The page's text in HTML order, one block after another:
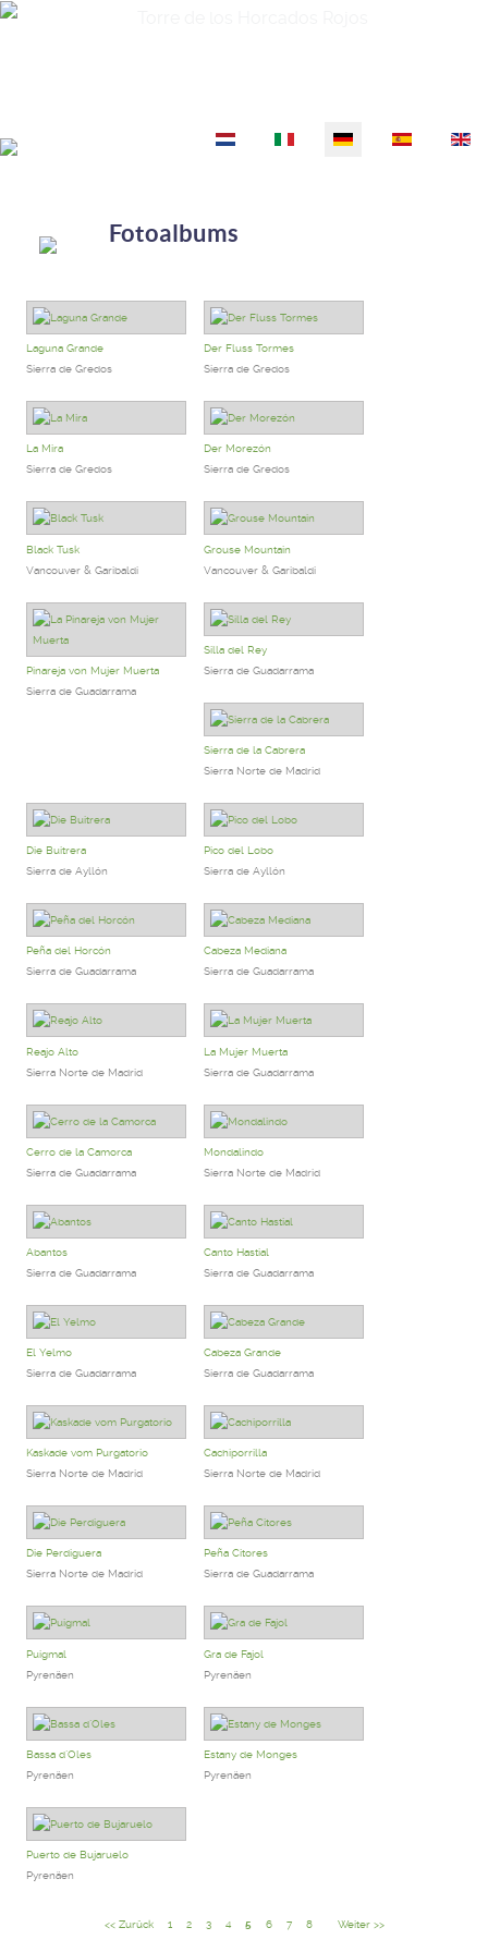
Sprache auswählen
Fotoalbums
Laguna Grande
Sierra de Gredos
Der Fluss Tormes
Sierra de Gredos
La Mira
Sierra de Gredos
Der Morezón
Sierra de Gredos
Black Tusk
Vancouver & Garibaldi
Grouse Mountain
Vancouver & Garibaldi
Pinareja von Mujer Muerta
Sierra de Guadarrama
Silla del Rey
Sierra de Guadarrama
Sierra de la Cabrera
Sierra Norte de Madrid
Die Buitrera
Sierra de Ayllón
Pico del Lobo
Sierra de Ayllón
Peña del Horcón
Sierra de Guadarrama
Cabeza Mediana
Sierra de Guadarrama
Reajo Alto
Sierra Norte de Madrid
La Mujer Muerta
Sierra de Guadarrama
Cerro de la Camorca
Sierra de Guadarrama
Mondalindo
Sierra Norte de Madrid
Abantos
Sierra de Guadarrama
Canto Hastial
Sierra de Guadarrama
El Yelmo
Sierra de Guadarrama
Cabeza Grande
Sierra de Guadarrama
Kaskade vom Purgatorio
Sierra Norte de Madrid
Cachiporrilla
Sierra Norte de Madrid
Die Perdiguera
Sierra Norte de Madrid
Peña Citores
Sierra de Guadarrama
Puigmal
Pyrenäen
Gra de Fajol
Pyrenäen
Bassa d`Oles
Pyrenäen
Estany de Monges
Pyrenäen
Puerto de Bujaruelo
Pyrenäen
<< Zurück 1 2 3 4 5 6 7 8 Weiter >>